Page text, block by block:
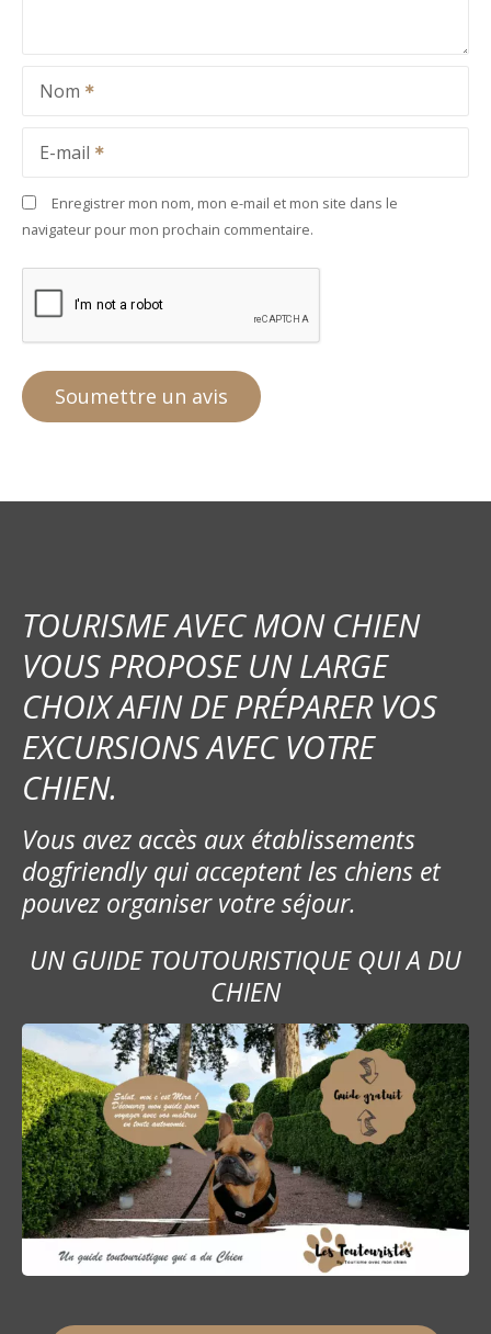
Nom
E-mail
Enregistrer mon nom, mon e-mail et mon site dans le
navigateur pour mon prochain commentaire.
TOURISME AVEC MON CHIEN
VOUS PROPOSE UN LARGE
CHOIX AFIN DE PRÉPARER VOS
EXCURSIONS AVEC VOTRE
CHIEN.
Vous avez accès aux établissements
dogfriendly qui acceptent les chiens et
pouvez organiser votre séjour.
UN GUIDE TOUTOURISTIQUE QUI A DU
CHIEN